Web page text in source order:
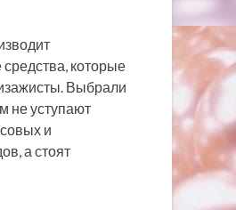
которые
Выбрали
не уступают
и
а стоят